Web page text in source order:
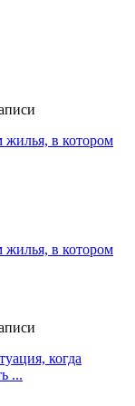
жилья, в котором
жилья, в котором
когда
...